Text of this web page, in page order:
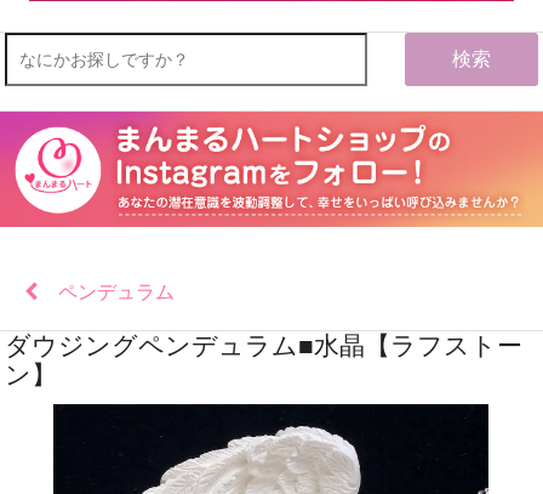
検索
ペンデュラム
ダウジングペンデュラム■水晶【ラフストー
ン】